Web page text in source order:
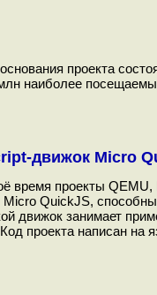
проекта
наиболее
движок Micro
время проекты
QuickJS,
движок занимает
проекта написан на